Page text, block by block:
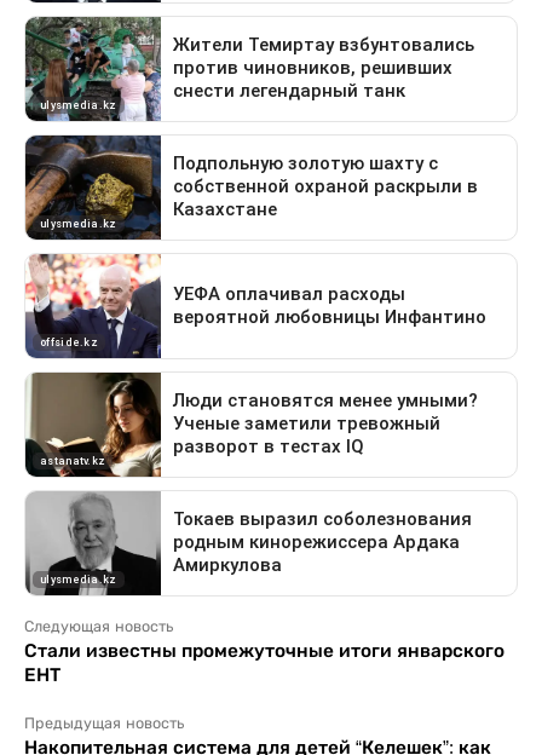
Следующая новость
Стали известны промежуточные итоги январского
ЕНТ
Предыдущая новость
Накопительная система для детей “Келешек”: как